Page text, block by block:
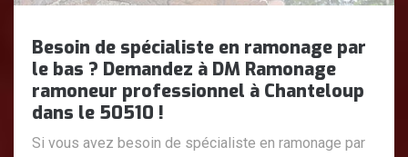
Besoin de spécialiste en ramonage par
le bas ? Demandez à DM Ramonage
ramoneur professionnel à Chanteloup
dans le 50510 !
Si vous avez besoin de spécialiste en ramonage par